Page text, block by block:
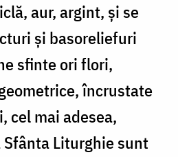
aur, argint, şi se
şi basoreliefuri
sfinte ori flori,
încrustate
cel mai adesea,
Liturghie sunt